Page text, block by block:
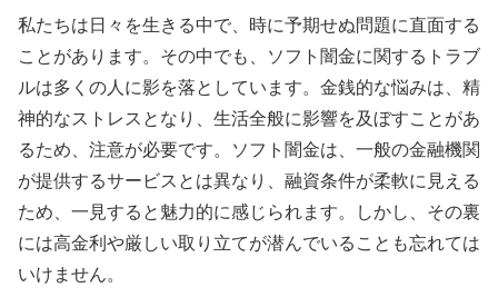
私たちは日々を生きる中で、時に予期せぬ問題に直面する
ことがあります。その中でも、ソフト闇金に関するトラブ
ルは多くの人に影を落としています。金銭的な悩みは、精
神的なストレスとなり、生活全般に影響を及ぼすことがあ
るため、注意が必要です。ソフト闇金は、一般の金融機関
が提供するサービスとは異なり、融資条件が柔軟に見える
ため、一見すると魅力的に感じられます。しかし、その裏
には高金利や厳しい取り立てが潜んでいることも忘れては
いけません。